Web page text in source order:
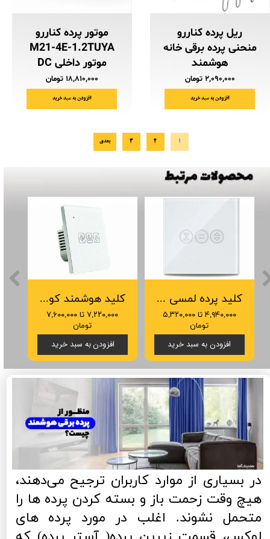
ریل پرده کناررو
منحنی پرده برقی خانه
هوشمند
۲,۰۹۰,۰۰۰ تومان
افزودن به سبد خرید
موتور پرده کناررو
M21-4E-1.2TUYA
موتور داخلی DC
۱۸,۸۱۰,۰۰۰ تومان
افزودن به سبد خرید
۱ ۲ ۳ بعدی
در بسیاری از موارد کاربران ترجیح می‌دهند،
هیچ وقت زحمت باز و بسته کردن پرده ها را
متحمل نشوند. اغلب در مورد پرده های
کلید هوشمند کولر آبی تویا همراه با کنتاکتور
۷,۲۲۰,۰۰۰ تا ۷,۶۰۰,۰۰۰
تومان
افزودن به سبد خرید
کلید پرده لمسی هوشمند تویا مدل EC
۴,۹۴۰,۰۰۰ تا ۵,۳۲۰,۰۰۰
تومان
افزودن به سبد خرید